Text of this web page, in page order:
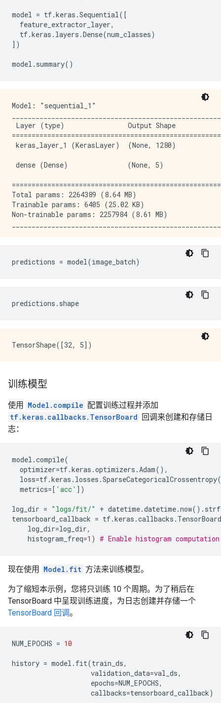
model = tf.keras .Sequential ([
feature_extractor_layer,
tf.keras . layers .Dense(num_classes)
])
model . summary()
Model: "sequential_1"
Layer (type)                Output Shape
keras_layer_1 (KerasLayer)  (None, 1280)
dense (Dense)               (None, 5)
Total params: 2264389 (8.64 MB)
Trainable params: 6405 (25.02 KB)
Non-trainable params: 2257984 (8.61 MB)
predictions = model (image_batch)
predictions . shape
训练模型
使用 Model.compile 配置训练过程并添加
tf.keras.callbacks.TensorBoard 回调来创建和存储日
志：
model .compile(
optimizer=tf.keras .optimizers . Adam(),
loss=tf.keras . losses .SparseCategoricalCrossentropy(
metrics=[ 'acc' ])
log_dir = "logs/fit/" + datetime.datetime.now() .
tensorboard_callback = tf.keras .callbacks . TensorBoard
log_dir=log_dir,
histogram_freq=1 ) # Enable histogram
现在使用 Model.fit 方法来训练模型。
为了缩短本示例，您将只训练 10 个周期。为了稍后在
TensorBoard 中呈现训练进度，为日志创建并存储一个
TensorBoard 回调。
NUM_EPOCHS = 10
history = model . fit(train_ds,
validation_data=val_ds,
epochs=NUM_EPOCHS,
callbacks=tensorboard_callback)